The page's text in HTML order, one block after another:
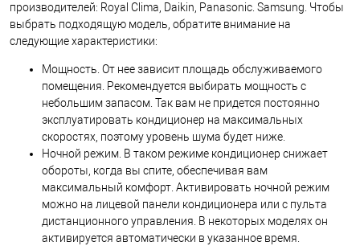
производителей: Royal Clima, Daikin, Panasonic. Samsung. Чтобы
выбрать подходящую модель, обратите внимание на
следующие характеристики:
Мощность. От нее зависит площадь обслуживаемого
помещения. Рекомендуется выбирать мощность с
небольшим запасом. Так вам не придется постоянно
эксплуатировать кондиционер на максимальных
скоростях, поэтому уровень шума будет ниже.
Ночной режим. В таком режиме кондиционер снижает
обороты, когда вы спите, обеспечивая вам
максимальный комфорт. Активировать ночной режим
можно на лицевой панели кондиционера или с пульта
дистанционного управления. В некоторых моделях он
активируется автоматически в указанное время.